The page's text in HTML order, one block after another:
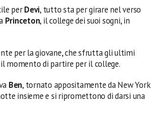
perDevi, tutto sta per girare nel verso
Princeton, il college dei suoi sogni, in
per la giovane, che sfrutta gli ultimi
momento di partire per il college.
Ben, tornato appositamente da New York
insieme e si ripromettono di darsi una